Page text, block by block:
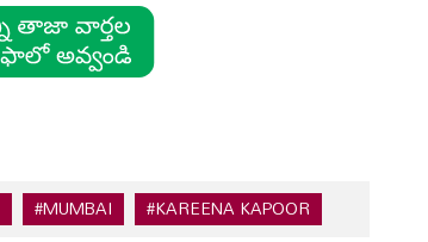
#MUMBAI #KAREENA KAPOOR